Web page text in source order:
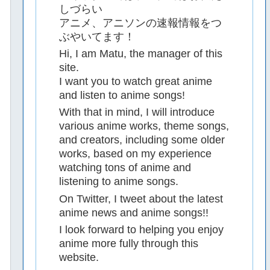
しづらい
アニメ、アニソンの速報情報をつ
ぶやいてます！
Hi, I am Matu, the manager of this
site.
I want you to watch great anime
and listen to anime songs!
With that in mind, I will introduce
various anime works, theme songs,
and creators, including some older
works, based on my experience
watching tons of anime and
listening to anime songs.
On Twitter, I tweet about the latest
anime news and anime songs!!
I look forward to helping you enjoy
anime more fully through this
website.